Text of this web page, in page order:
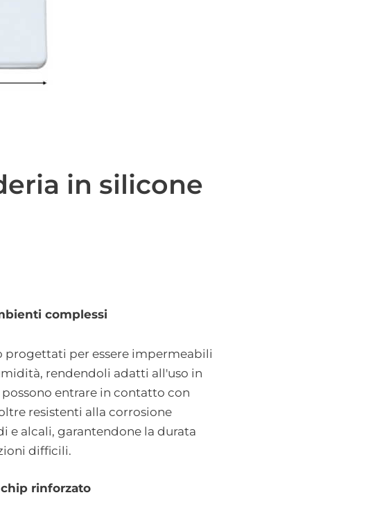
in silicone
complessi
progettati per essere impermeabili
rendendoli adatti all'uso in
entrare in contatto con
resistenti alla corrosione
e alcali, garantendone la durata
difficili.
rinforzato